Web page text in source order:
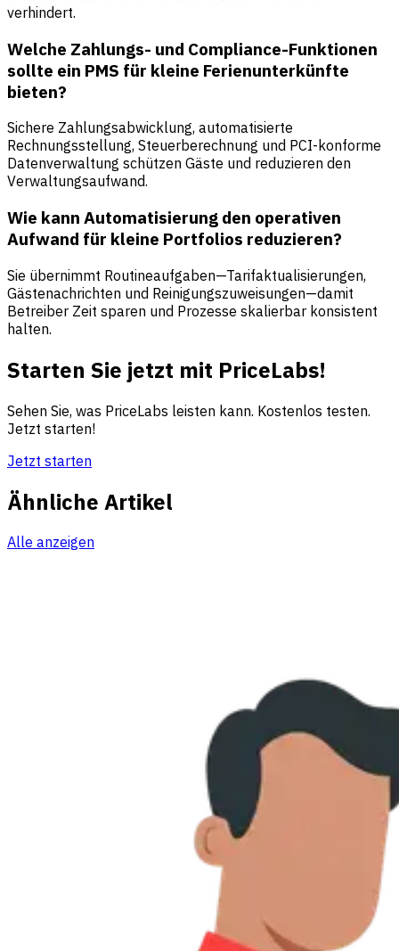
verhindert.
Welche Zahlungs- und Compliance-Funktionen
sollte ein PMS für kleine Ferienunterkünfte
bieten?
Sichere Zahlungsabwicklung, automatisierte
Rechnungsstellung, Steuerberechnung und PCI-konforme
Datenverwaltung schützen Gäste und reduzieren den
Verwaltungsaufwand.
Wie kann Automatisierung den operativen
Aufwand für kleine Portfolios reduzieren?
Sie übernimmt Routineaufgaben—Tarifaktualisierungen,
Gästenachrichten und Reinigungszuweisungen—damit
Betreiber Zeit sparen und Prozesse skalierbar konsistent
halten.
Starten Sie jetzt mit PriceLabs!
Sehen Sie, was PriceLabs leisten kann. Kostenlos testen.
Jetzt starten!
Jetzt starten
Ähnliche Artikel
Alle anzeigen